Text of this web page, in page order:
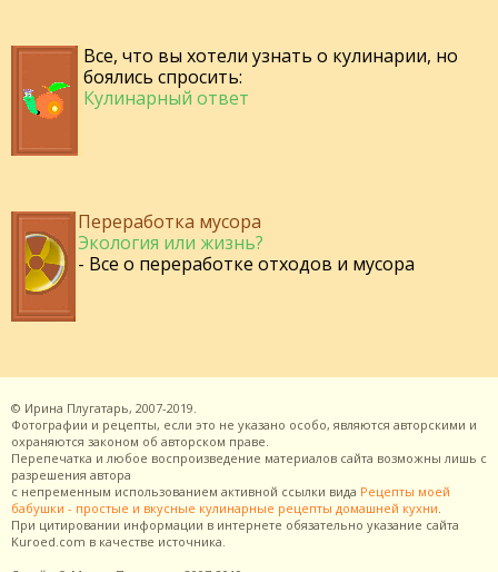
Все, что вы хотели узнать о кулинарии, но
боялись спросить:
Кулинарный ответ
Переработка мусора
Экология или жизнь?
- Все о переработке отходов и мусора
© Ирина Плугатарь, 2007-2019.
Фотографии и рецепты, если это не указано особо, являются авторскими и
охраняются законом об авторском праве.
Перепечатка и любое воспроизведение материалов сайта возможны лишь с
разрешения автора
с непременным использованием активной ссылки вида Рецепты моей
бабушки - простые и вкусные кулинарные рецепты домашней кухни.
При цитировании информации в интернете обязательно указание сайта
Kuroed.com в качестве источника.